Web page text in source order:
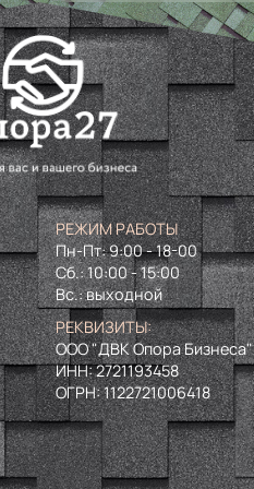
РЕЖИМ РАБОТЫ
Пн-Пт: 9:00 - 18-00
Сб.: 10:00 - 15:00
Вс.: выходной
РЕКВИЗИТЫ:
ООО "ДВК Опора Бизнеса"
ИНН:2721193458
ОГРН:1122721006418